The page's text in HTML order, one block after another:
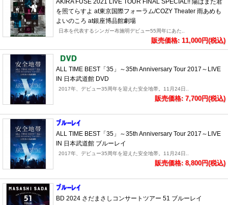
AKIRA FUSE 2021 LIVE TOUR FINAL SPECIAL!! 陽はまた君
を照てらすよ at東京国際フォーラム/COZY Theater 雨あめも
よいのころ at銀座博品館劇場
日本を代表するシンガー布施明デビュー55周年にあた..
販売価格: 11,000円(税込)
ALL TIME BEST「35」～35th Anniversary Tour 2017～LIVE
IN 日本武道館 DVD
2017年、デビュー35周年を迎えた安全地帯。11月24日..
販売価格: 7,700円(税込)
ALL TIME BEST「35」～35th Anniversary Tour 2017～LIVE
IN 日本武道館 ブルーレイ
2017年、デビュー35周年を迎えた安全地帯。11月24日..
販売価格: 8,800円(税込)
BD 2024 さだまさしコンサートツアー 51 ブルーレイ